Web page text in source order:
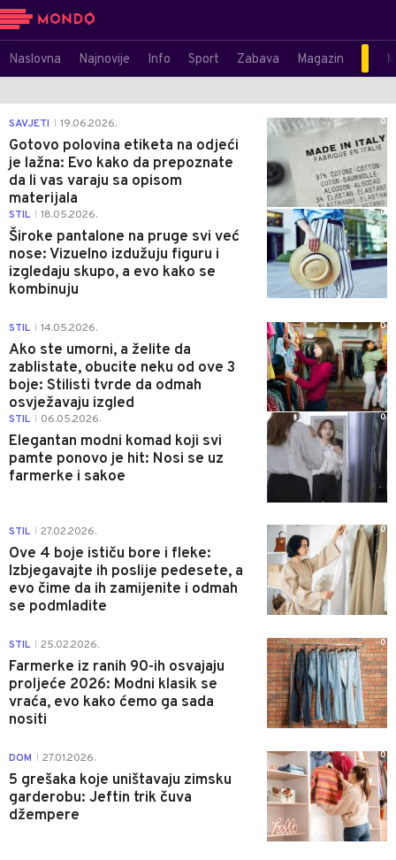
Naslovna Najnovije Info Sport Zabava Magazin
SAVJETI 19.06.2026.
Gotovo polovina etiketa na odjeći
je lažna: Evo kako da prepoznate
da li vas varaju sa opisom
materijala
0
STIL 18.05.2026.
Široke pantalone na pruge svi već
nose: Vizuelno izdužuju figuru i
izgledaju skupo, a evo kako se
kombinuju
0
STIL 14.05.2026.
Ako ste umorni, a želite da
zablistate, obucite neku od ove 3
boje: Stilisti tvrde da odmah
osvježavaju izgled
0
STIL 06.05.2026.
Elegantan modni komad koji svi
pamte ponovo je hit: Nosi se uz
farmerke i sakoe
0
STIL 27.02.2026.
Ove 4 boje ističu bore i fleke:
Izbjegavajte ih poslije pedesete, a
evo čime da ih zamijenite i odmah
se podmladite
0
STIL 25.02.2026.
Farmerke iz ranih 90-ih osvajaju
proljeće 2026: Modni klasik se
vraća, evo kako ćemo ga sada
nositi
0
DOM 27.01.2026.
5 grešaka koje uništavaju zimsku
garderobu: Jeftin trik čuva
džempere
0